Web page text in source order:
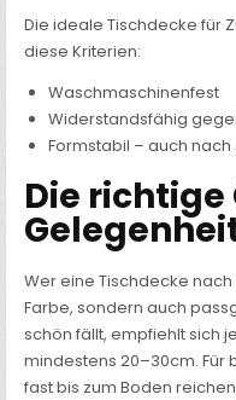
Die ideale Tischdecke für
diese Kriterien:
Waschmaschinenfest
Widerstandsfähig
Formstabil – auch nach
Die richtige
Wer eine Tischdecke
Farbe, sondern auch
schön fällt, empfiehlt sich
mindestens 20–30cm. Für
fast bis zum Boden